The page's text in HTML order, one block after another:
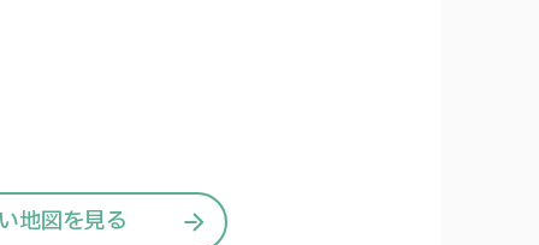
地図を見る